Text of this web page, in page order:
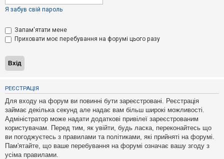
і
Т
м
и
б
з
в
і
д
п
о
в
і
д
е
й
Я забув свій пароль
Запам'ятати мене
Приховати моє перебування на форумі цього разу
РЕЄСТРАЦІЯ
Для входу на форум ви повинні бути зареєстровані. Реєстрація
займає декілька секунд але надає вам більш широкі можливості.
Адміністратор може надати додаткові привілеї зареєстрованим
користувачам. Перед тим, як увійти, будь ласка, переконайтесь що
ви погоджуєтесь з правилами та політиками, які прийняті на форумі.
Пам'ятайте, що ваше перебування на форумі означає вашу згоду з
усіма правилами.